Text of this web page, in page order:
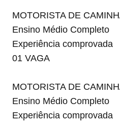
MOTORISTA DE
Ensino Médio Completo
Experiência comprovada
01 VAGA
MOTORISTA DE
Ensino Médio Completo
Experiência comprovada